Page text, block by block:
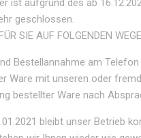
ist aufgrund des ab
geschlossen.
SIE AUF FOLGENDEN
Bestellannahme am
Ware mit unseren oder
bestellter Ware nach
bleibt unser Betrieb